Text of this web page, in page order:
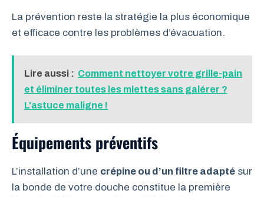
La prévention reste la stratégie la plus économique
et efficace contre les problèmes d’évacuation.
Lire aussi : Comment nettoyer votre grille-pain
et éliminer toutes les miettes sans galérer ?
L'astuce maligne !
Équipements préventifs
L’installation d’une crépine ou d’un filtre adapté sur
la bonde de votre douche constitue la première